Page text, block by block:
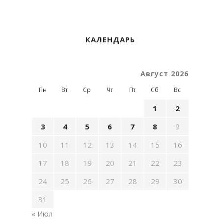
КАЛЕНДАРЬ
Август 2026
Пн Вт Ср Чт Пт Сб Вс
1
2
3
4 5 6 7 8
9
10
11 12 13 14 15
16
17
18 19 20 21 22
23
24
25 26 27 28 29
30
31
« Июл